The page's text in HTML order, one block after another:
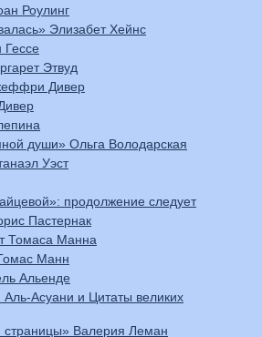
Роулинг
Элизабет Хейнс
Гессе
Этвуд
Дивер
«Две половинки темной души» Ольга Володарская
Уэст
продолжение следует
Пастернак
Томаса Манна
Манн
Альенде
Асуани и Цитаты великих
страницы» Валерия Леман